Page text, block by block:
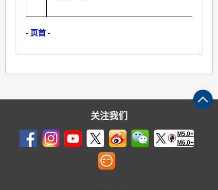
- 页首 -
关注我们
M5.0+
M6.0+